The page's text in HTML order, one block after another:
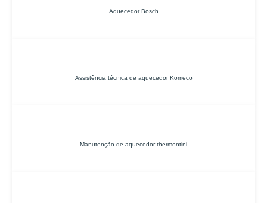
Aquecedor Bosch
Assistência técnica de aquecedor Komeco
Manutenção de aquecedor thermontini